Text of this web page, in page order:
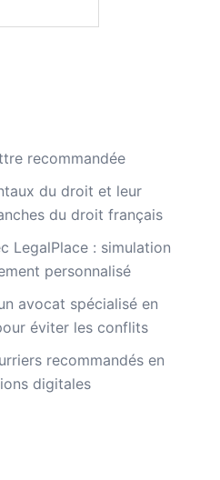
recommandée
du droit et leur
du droit français
LegalPlace : simulation
personnalisé
avocat spécialisé en
éviter les conflits
recommandés en
digitales